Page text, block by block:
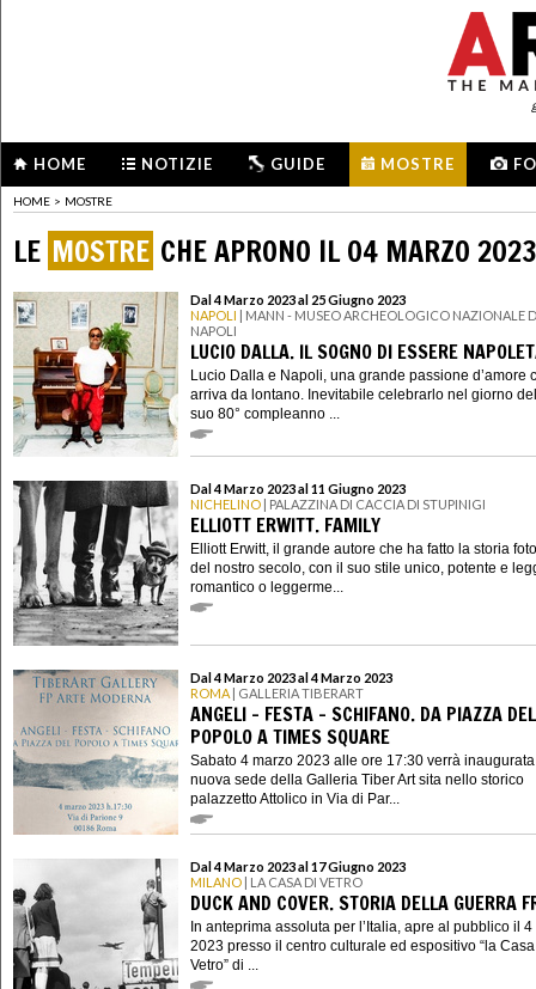
HOME NOTIZIE GUIDE MOSTRE
HOME > MOSTRE
LE MOSTRE CHE APRONO IL 04 MARZO 2023
Dal 4 Marzo 2023 al 25 Giugno 2023
NAPOLI | MANN - MUSEO ARCHEOLOGICO NAZIONALE
NAPOLI
LUCIO DALLA. IL SOGNO DI ESSERE
Lucio Dalla e Napoli, una grande passione d’amore
arriva da lontano. Inevitabile celebrarlo nel giorno del
suo 80° compleanno ...
Dal 4 Marzo 2023 al 11 Giugno 2023
NICHELINO | PALAZZINA DI CACCIA DI STUPINIGI
ELLIOTT ERWITT. FAMILY
Elliott Erwitt, il grande autore che ha fatto la storia
del nostro secolo, con il suo stile unico, potente e
romantico o leggerme...
Dal 4 Marzo 2023 al 4 Marzo 2023
ROMA | GALLERIA TIBERART
ANGELI - FESTA - SCHIFANO. DA PIAZZA DEL
POPOLO A TIMES SQUARE
Sabato 4 marzo 2023 alle ore 17:30 verrà
nuova sede della Galleria Tiber Art sita nello storico
palazzetto Attolico in Via di Par...
Dal 4 Marzo 2023 al 17 Giugno 2023
MILANO | LA CASA DI VETRO
DUCK AND COVER. STORIA DELLA GUERRA
In anteprima assoluta per l’Italia, apre al pubblico il 4
2023 presso il centro culturale ed espositivo “la
Vetro” di ...